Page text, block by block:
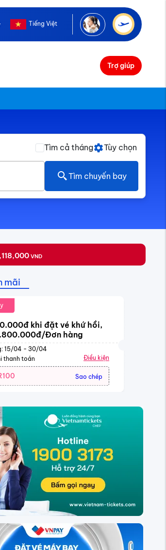
Tiếng Việt
Trợ giúp
Tìm cả tháng Tùy chọn
Tìm chuyến bay
VND
mãi
khi đặt vé khứ hồi,
Đơn hàng
15/04 - 30/04
thanh toán
Điều kiện
Sao chép